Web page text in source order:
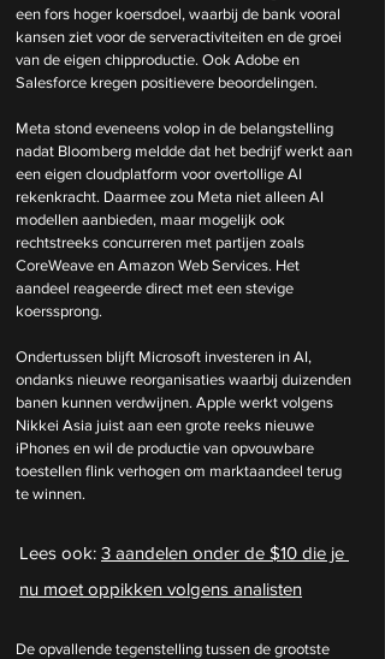
een fors hoger koersdoel, waarbij de bank vooral
kansen ziet voor de serveractiviteiten en de groei
van de eigen chipproductie. Ook Adobe en
Salesforce kregen positievere beoordelingen.
Meta stond eveneens volop in de belangstelling
nadat Bloomberg meldde dat het bedrijf werkt aan
een eigen cloudplatform voor overtollige AI
rekenkracht. Daarmee zou Meta niet alleen AI
modellen aanbieden, maar mogelijk ook
rechtstreeks concurreren met partijen zoals
CoreWeave en Amazon Web Services. Het
aandeel reageerde direct met een stevige
koerssprong.
Ondertussen blijft Microsoft investeren in AI,
ondanks nieuwe reorganisaties waarbij duizenden
banen kunnen verdwijnen. Apple werkt volgens
Nikkei Asia juist aan een grote reeks nieuwe
iPhones en wil de productie van opvouwbare
toestellen flink verhogen om marktaandeel terug
te winnen.
Lees ook: 3 aandelen onder de $10 die je
nu moet oppikken volgens analisten
De opvallende tegenstelling tussen de grootste